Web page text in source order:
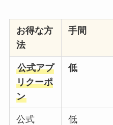
お得な方
法
手間
公式アプ
リクーポ
ン
低
公式
低